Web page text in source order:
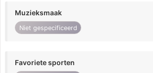
Muzieksmaak
Niet gespecificeerd
Favoriete sporten